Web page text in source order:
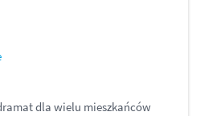
dla wielu mieszkańców